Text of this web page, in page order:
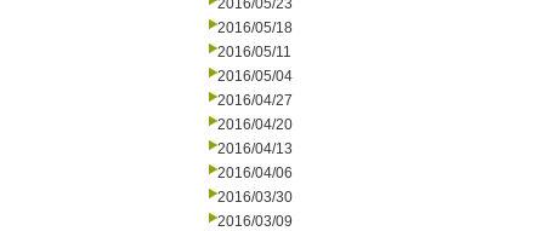
2016/05/23
2016/05/18
2016/05/11
2016/05/04
2016/04/27
2016/04/20
2016/04/13
2016/04/06
2016/03/30
2016/03/09